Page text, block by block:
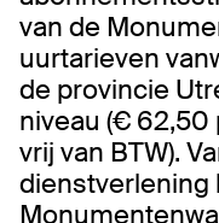
van de
uurtarieven
de provincie
niveau (€
vrij van BTW).
dienstverlening